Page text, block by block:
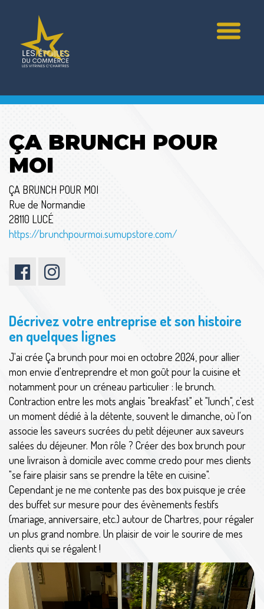
ÇA BRUNCH POUR
MOI
ÇA BRUNCH POUR MOI
Rue de Normandie
28110 LUCÉ
https://brunchpourmoi.sumupstore.com/
Décrivez votre entreprise et son histoire
en quelques lignes
J'ai crée Ça brunch pour moi en octobre 2024, pour allier
mon envie d'entreprendre et mon goût pour la cuisine et
notamment pour un créneau particulier : le brunch.
Contraction entre les mots anglais "breakfast" et "lunch", c'est
un moment dédié à la détente, souvent le dimanche, où l'on
associe les saveurs sucrées du petit déjeuner aux saveurs
salées du déjeuner. Mon rôle ? Créer des box brunch pour
une livraison à domicile avec comme credo pour mes clients
"se faire plaisir sans se prendre la tête en cuisine".
Cependant je ne me contente pas des box puisque je crée
des buffet sur mesure pour des évènements festifs
(mariage, anniversaire, etc.) autour de Chartres, pour régaler
un plus grand nombre. Un plaisir de voir le sourire de mes
clients qui se régalent !